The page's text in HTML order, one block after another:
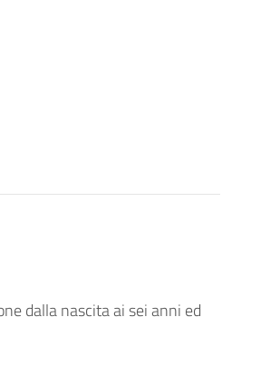
dalla nascita ai sei anni ed